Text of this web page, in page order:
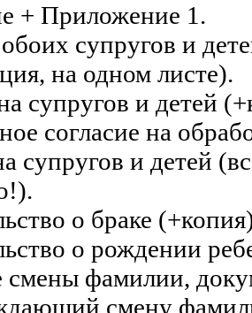
+ Приложение 1.
супругов и
на одном листе).
супругов и детей
согласие на
супругов и детей
о браке
о рождении
смены фамилии,
смену